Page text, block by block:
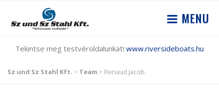
MENU
Tekintse meg testvéroldalunkat! www.riversideboats.hu
Sz und Sz Stahl Kft. > Team > Renaud Jacob